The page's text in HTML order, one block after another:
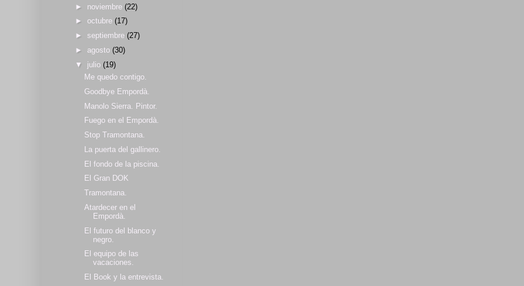
► noviembre (22)
► octubre (17)
► septiembre (27)
► agosto (30)
▼ julio (19)
Me quedo contigo.
Goodbye Empordà.
Manolo Sierra. Pintor.
Fuego en el Empordà.
Stop Tramontana.
La puerta del gallinero.
El fondo de la piscina.
El Gran DOK
Tramontana.
Atardecer en el
Empordà.
El futuro del blanco y
negro.
El equipo de las
vacaciones.
El Book y la entrevista.